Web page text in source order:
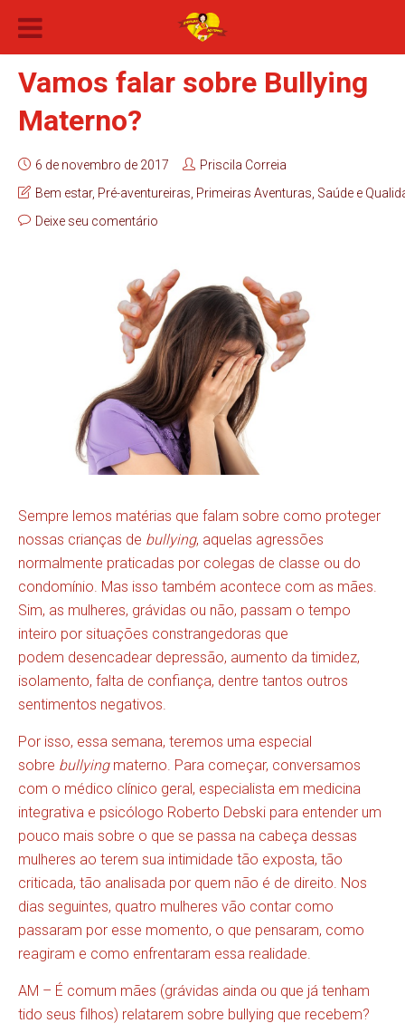
Vamos falar sobre Bullying
Materno?
6 de novembro de 2017
Priscila Correia
Bem estar, Pré-aventureiras Primeiras Aventuras Saúde e
Deixe seu comentário
Sempre lemos matérias que falam sobre como proteger
nossas crianças de bullying, aquelas agressões
normalmente praticadas por colegas de classe ou do
condomínio. Mas isso também acontece com as mães.
Sim, as mulheres, grávidas ou não, passam o tempo
inteiro por situações constrangedoras que
podem desencadear depressão, aumento da timidez,
isolamento, falta de confiança, dentre tantos outros
sentimentos negativos.
Por isso, essa semana, teremos uma especial
sobre bullyingmaterno. Para começar, conversamos
com o médico clínico geral, especialista em medicina
integrativa e psicólogo Roberto Debski para entender um
pouco mais sobre o que se passa na cabeça dessas
mulheres ao terem sua intimidade tão exposta, tão
criticada, tão analisada por quem não é de direito. Nos
dias seguintes, quatro mulheres vão contar como
passaram por esse momento, o que pensaram, como
reagiram e como enfrentaram essa realidade.
AM – É comum mães (grávidas ainda ou que já tenham
tido seus filhos) relatarem sobre bullying que recebem?